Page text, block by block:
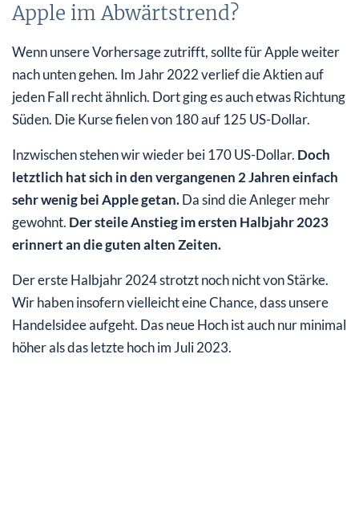
Apple im Abwärtstrend?
Wenn unsere Vorhersage zutrifft, sollte für Apple weiter
nach unten gehen. Im Jahr 2022 verlief die Aktien auf
jeden Fall recht ähnlich. Dort ging es auch etwas Richtung
Süden. Die Kurse fielen von 180 auf 125 US-Dollar.
Inzwischen stehen wir wieder bei 170 US-Dollar. Doch
letztlich hat sich in den vergangenen 2 Jahren einfach
sehr wenig bei Apple getan.Da sind die Anleger mehr
gewohnt. Der steile Anstieg im ersten Halbjahr 2023
erinnert an die guten alten Zeiten.
Der erste Halbjahr 2024 strotzt noch nicht von Stärke.
Wir haben insofern vielleicht eine Chance, dass unsere
Handelsidee aufgeht. Das neue Hoch ist auch nur minimal
höher als das letzte hoch im Juli 2023.